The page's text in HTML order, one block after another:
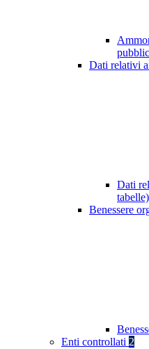
Dati relativi
Dati
tabelle)
Benessere
Enti controllati 2